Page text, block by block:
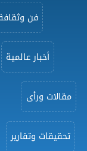
فن
أخبار عالمية
مقالات ورأى
تحقيقات وتقارير